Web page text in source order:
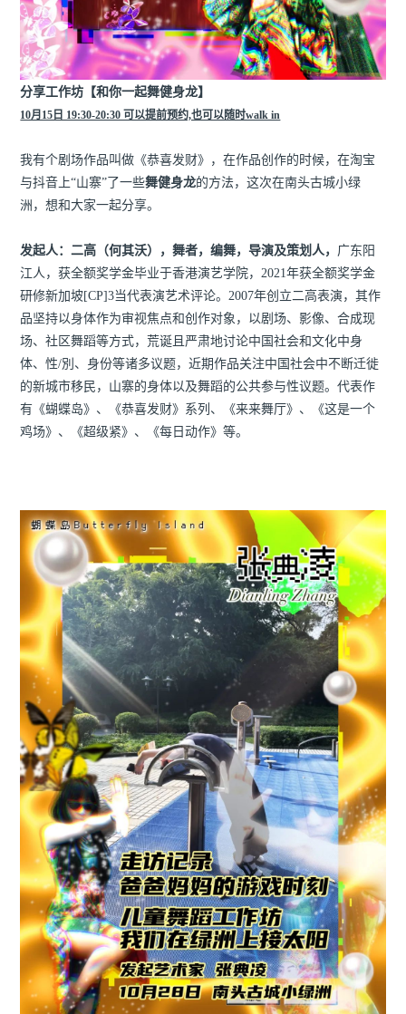
分享工作坊【和你一起舞健身龙】
10月15日 19:30-20:30 可以提前预约,也可以随时walk in
我有个剧场作品叫做《恭喜发财》，在作品创作的时候，在淘宝
与抖音上“山寨”了一些舞健身龙的方法，这次在南头古城小绿
洲，想和大家一起分享。
发起人：二高（何其沃），舞者，编舞，导演及策划人， 广东阳
江人，获全额奖学金毕业于香港演艺学院，2021年获全额奖学金
研修新加坡[CP]3当代表演艺术评论。2007年创立二高表演，其作
品坚持以身体作为审视焦点和创作对象，以剧场、影像、合成现
场、社区舞蹈等方式，荒诞且严肃地讨论中国社会和文化中身
体、性/別、身份等诸多议题，近期作品关注中国社会中不断迁徙
的新城市移民，山寨的身体以及舞蹈的公共参与性议题。代表作
有《蝴蝶岛》、《恭喜发财》系列、《来来舞厅》、《这是一个
鸡场》、《超级紧》、《每日动作》等。